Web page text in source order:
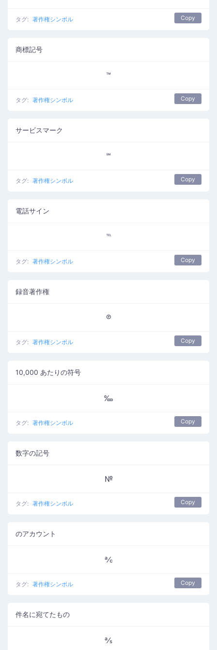
タグ: 著作権シンボル Copy
商標記号
™
タグ: 著作権シンボル Copy
サービスマーク
℠
タグ: 著作権シンボル Copy
電話サイン
℡
タグ: 著作権シンボル Copy
録音著作権
℗
タグ: 著作権シンボル Copy
10,000 あたりの符号
‱
タグ: 著作権シンボル Copy
数字の記号
№
タグ: 著作権シンボル Copy
のアカウント
℀
タグ: 著作権シンボル Copy
件名に宛てたもの
℁